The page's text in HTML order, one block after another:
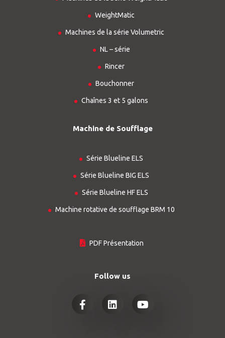
WeightMatic
Machines de la série Volumetric
NL – série
Rincer
Bouchonner
Chaînes 3 et 5 galons
Machine de Soufflage
Série Blueline ELS
Série Blueline BIG ELS
Série Blueline HF ELS
Machine rotative de soufflage BRM 10
PDF Présentation
Follow us